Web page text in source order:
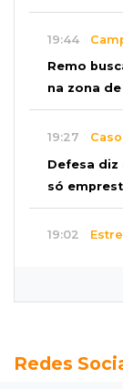
19:44
Remo
na zona
19:27 Caso
Defesa
só
19:02
Rodada de
Redes